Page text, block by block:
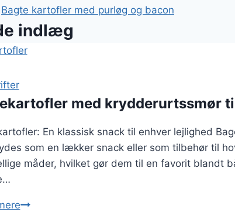
Bagte kartofler med purløg og bacon
indlæg
med krydderurtssmør
En klassisk snack til enhver lejlighed
som en lækker snack eller som tilbehør til
måder, hvilket gør dem til en favorit blandt
Bagekartofler